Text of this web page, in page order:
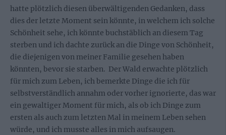
hatte plötzlich diesen überwältigenden Gedanken, dass
dies der letzte Moment sein könnte, in welchem ich solche
Schönheit sehe, ich könnte buchstäblich an diesem Tag
sterben und ich dachte zurück an die Dinge von Schönheit,
die diejenigen von meiner Familie gesehen haben
könnten, bevor sie starben. Der Wald erwachte plötzlich
für mich zum Leben, ich bemerkte Dinge die ich für
selbstverständlich annahm oder vorher ignorierte, das war
ein gewaltiger Moment für mich, als ob ich Dinge zum
ersten als auch zum letzten Mal in meinem Leben sehen
würde, und ich musste alles in mich aufsaugen.